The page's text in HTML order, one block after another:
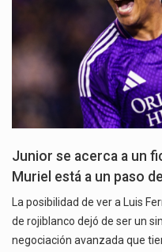
Junior se acerca a un
Muriel está a un paso
La posibilidad de ver a Luis
de rojiblanco dejó de ser un
negociación avanzada que